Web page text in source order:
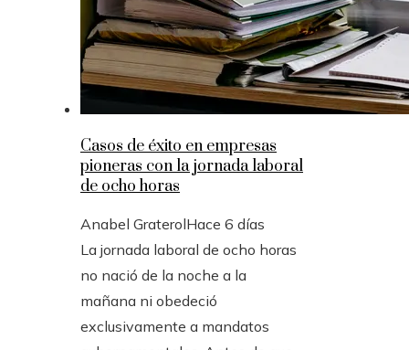
Casos de éxito en empresas
pioneras con la jornada laboral
de ocho horas
Anabel GraterolHace 6 días
La jornada laboral de ocho horas
no nació de la noche a la
mañana ni obedeció
exclusivamente a mandatos